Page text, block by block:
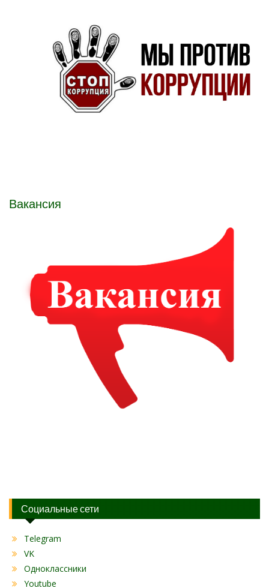
Вакансия
Социальные сети
Telegram
VK
Одноклассники
Youtube